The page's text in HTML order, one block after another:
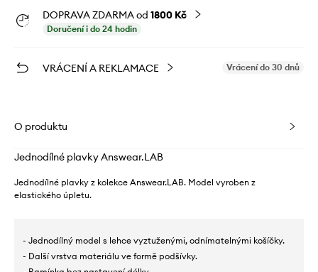
DOPRAVA ZDARMA od 1800 Kč
Doručení i do 24 hodin
VRÁCENÍ A REKLAMACE Vrácení do 30 dnů
O produktu
Jednodílné plavky Answear.LAB
Jednodílné plavky z kolekce Answear.LAB. Model vyroben z
elastického úpletu.
- Jednodílný model s lehce vyztuženými, odnímatelnými košíčky.
- Další vrstva materiálu ve formě podšívky.